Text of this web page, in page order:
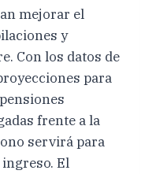
mejorar el
y
Con los datos de
para
frente a la
servirá para
El